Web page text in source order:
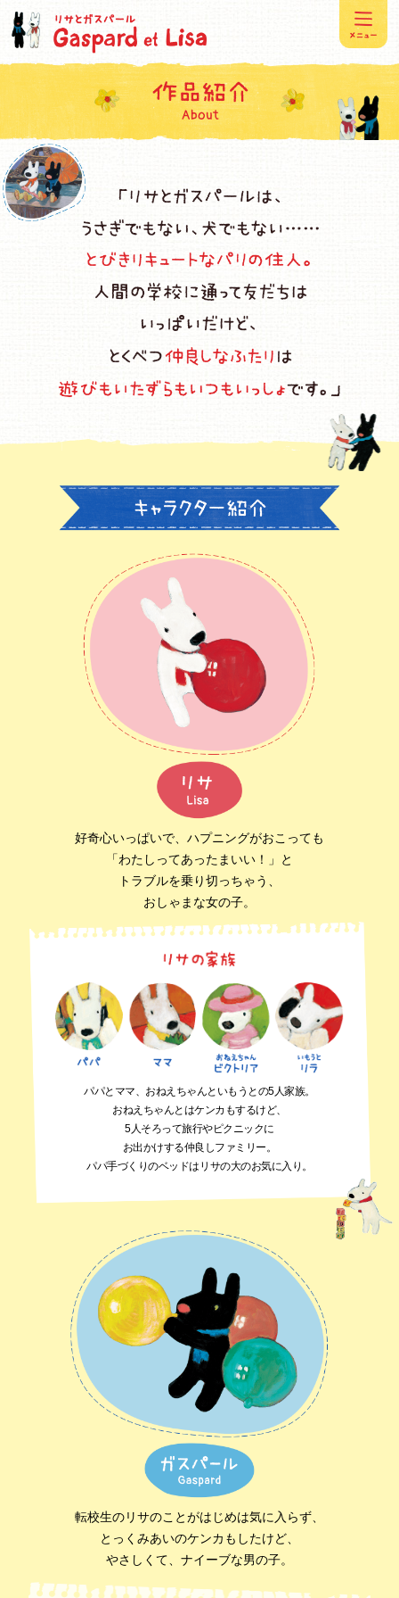
好奇心いっぱいで、ハプニングがおこっても
「わたしってあったまいい！」と
トラブルを乗り切っちゃう、
おしゃまな女の子。
パパとママ、おねえちゃんといもうとの5人家族。
おねえちゃんとはケンカもするけど、
5人そろって旅行やピクニックに
お出かけする仲良しファミリー。
パパ手づくりのベッドはリサの大のお気に入り。
転校生のリサのことがはじめは気に入らず、
とっくみあいのケンカもしたけど、
やさしくて、ナイーブな男の子。